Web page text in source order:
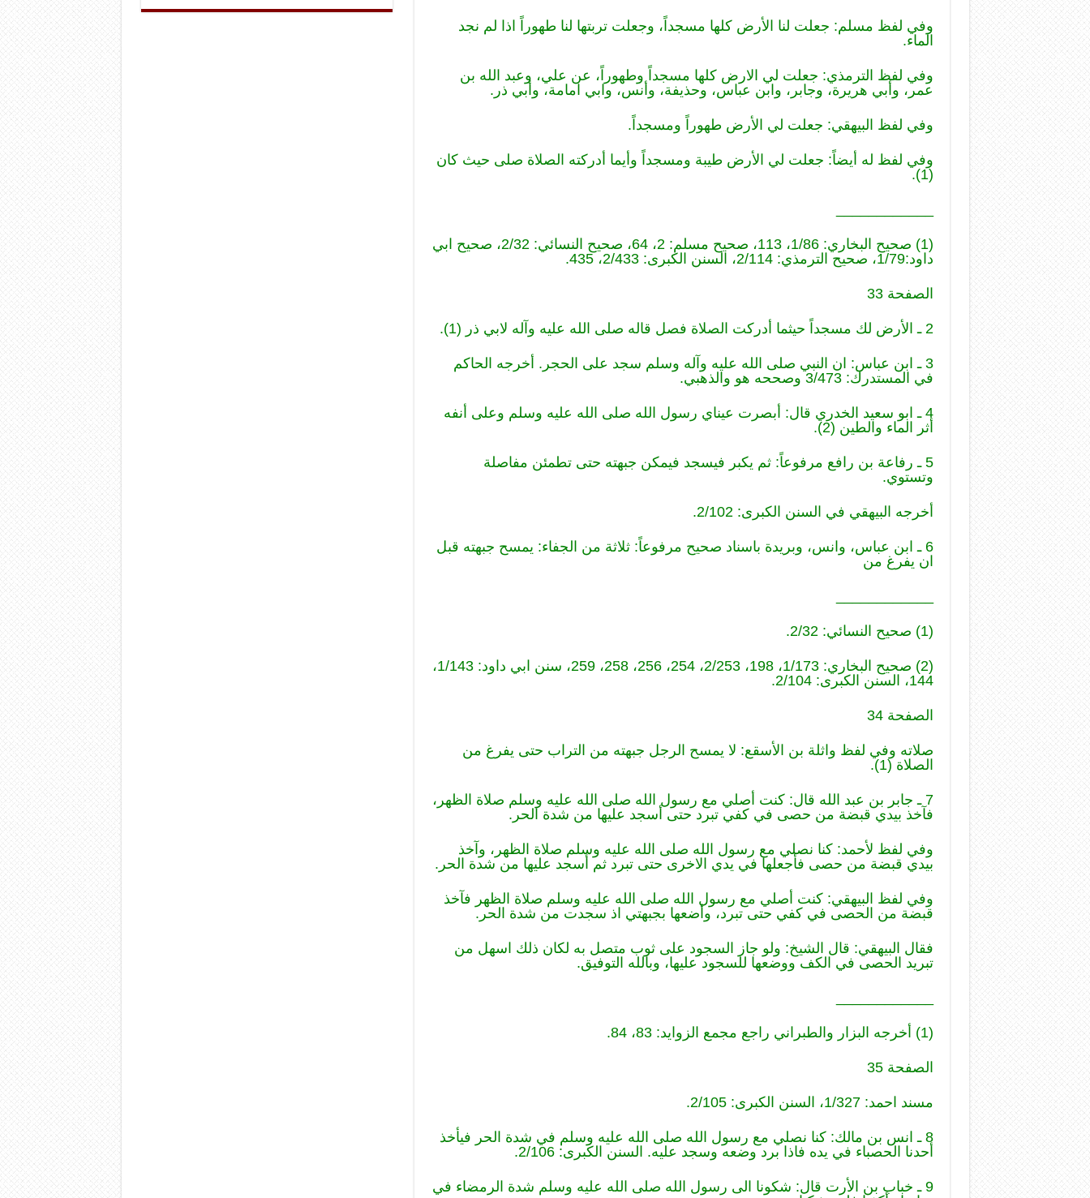
وفي لفظ مسلم: جعلت لنا الأرض كلها مسجداً، وجعلت تربتها لنا طهوراً اذا لم نجد
الماء.
وفي لفظ الترمذي: جعلت لي الارض كلها مسجداً وطهوراً، عن علي، وعبد الله بن
عمر، وأبي هريرة، وجابر، وابن عباس، وحذيفة، وأنس، وابي امامة، وأبي ذر. ‌‌‌
وفي لفظ البيهقي: جعلت لي الأرض طهوراً ومسجداً.
وفي لفظ له أيضاً: جعلت لي الأرض طيبة ومسجداً وأيما أدركته الصلاة صلى حيث كان
(1).
(1) صحيح البخاري: 1/86، 113، صحيح مسلم: 2، 64، صحيح النسائي: 2/32، صحيح ابي
داود:1/79، صحيح الترمذي: 2/114، السنن الكبرى: 2/433، 435.
الصفحة 33
2 ـ الأرض لك مسجداً حيثما أدركت الصلاة فصل قاله صلى الله عليه وآله لابي ذر (1).
3 ـ ابن عباس: ان النبي صلى الله عليه وآله وسلم سجد على الحجر. أخرجه الحاكم
في المستدرك: 3/473 وصححه هو والذهبي.
4 ـ ابو سعيد الخدري قال: أبصرت عيناي رسول الله صلى الله عليه وسلم وعلى أنفه
أثر الماء والطين (2).
5 ـ رفاعة بن رافع مرفوعاً: ثم يكبر فيسجد فيمكن جبهته حتى تطمئن مفاصلة
وتستوي.
أخرجه البيهقي في السنن الكبرى: 2/102.
6 ـ ابن عباس، وانس، وبريدة باسناد صحيح مرفوعاً: ثلاثة من الجفاء: يمسح جبهته قبل
ان يفرغ من
(1) صحيح النسائي: 2/32.
(2) صحيح البخاري: 1/173، 198، 2/253، 254، 256، 258، 259، سنن ابي داود: 1/143،
144، السنن الكبرى: 2/104.
الصفحة 34
صلاته وفي لفظ واثلة بن الأسقع: لا يمسح الرجل جبهته من التراب حتى يفرغ من
الصلاة (1).
7 ـ جابر بن عبد الله قال: كنت أصلي مع رسول الله صلى الله عليه وسلم صلاة الظهر،
فآخذ بيدي قبضة من حصى في كفي تبرد حتى أسجد عليها من شدة الحر.
وفي لفظ لأحمد: كنا نصلي مع رسول الله صلى الله عليه وسلم صلاة الظهر، وآخذ
بيدي قبضة من حصى فأجعلها في يدي الاخرى حتى تبرد ثم أسجد عليها من شدة الحر.
وفي لفظ البيهقي: كنت أصلي مع رسول الله صلى الله عليه وسلم صلاة الظهر فآخذ
قبضة من الحصى في كفي حتى تبرد، وأضعها بجبهتي اذ سجدت من شدة الحر.
فقال البيهقي: قال الشيخ: ولو جاز السجود على ثوب متصل به لكان ذلك اسهل من
تبريد الحصى في الكف ووضعها للسجود عليها، وبالله التوفيق.
(1) أخرجه البزار والطبراني راجع مجمع الزوايد: 83، 84.
الصفحة 35
مسند احمد: 1/327، السنن الكبرى: 2/105.
8 ـ انس بن مالك: كنا نصلي مع رسول الله صلى الله عليه وسلم في شدة الحر فيأخذ
أحدنا الحصباء في يده فاذا برد وضعه وسجد عليه. السنن الكبرى: 2/106.
9 ـ خباب بن الأرت قال: شكونا الى رسول الله صلى الله عليه وسلم شدة الرمضاء في